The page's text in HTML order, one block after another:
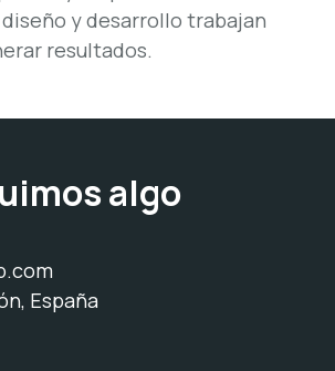
y desarrollo trabajan
resultados.
algo
España